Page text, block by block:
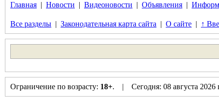
Главная | Новости | Видеоновости | Объявления |
Все разделы | Законодательная карта сайта | О сайте | ↑
Ограничение по возрасту: 18+. | Сегодня: 08 августа